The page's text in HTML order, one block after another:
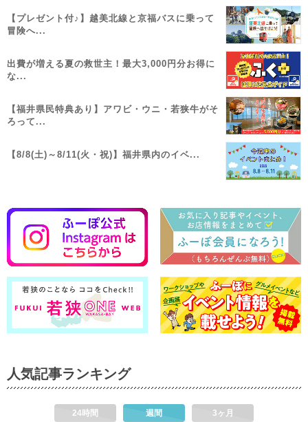
【プレゼント付♪】越美北線と京福バスに乗って
冒険へ...
出費が増える夏の救世主！最大3,000円分お得に
な...
【福井県民特典あり】アワビ・ウニ・若狭牛がそ
ろって...
【8/8(土)～8/11(火・祝)】福井県内のイベ...
人気記事ランキング
24時間 週間 3ヶ月